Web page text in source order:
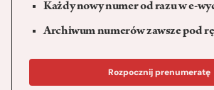
Każdy nowy numer od razu w e-
Archiwum numerów zawsze pod
Rozpocznij prenumeratę